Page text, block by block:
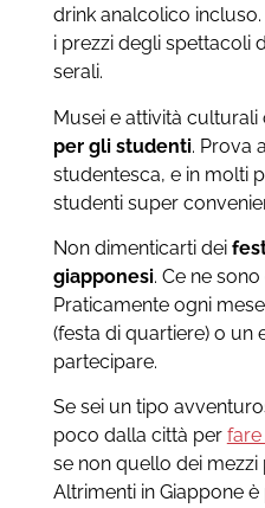
drink analcolico
i prezzi degli spettacoli
serali.
Musei e attività
per gli studenti. Prova
studentesca, e in molti
studenti super
Non dimenticarti dei
giapponesi. Ce ne
Praticamente ogni
(festa di quartiere) o un
partecipare.
Se sei un tipo
poco dalla città per fare
se non quello dei
Altrimenti in Giappone